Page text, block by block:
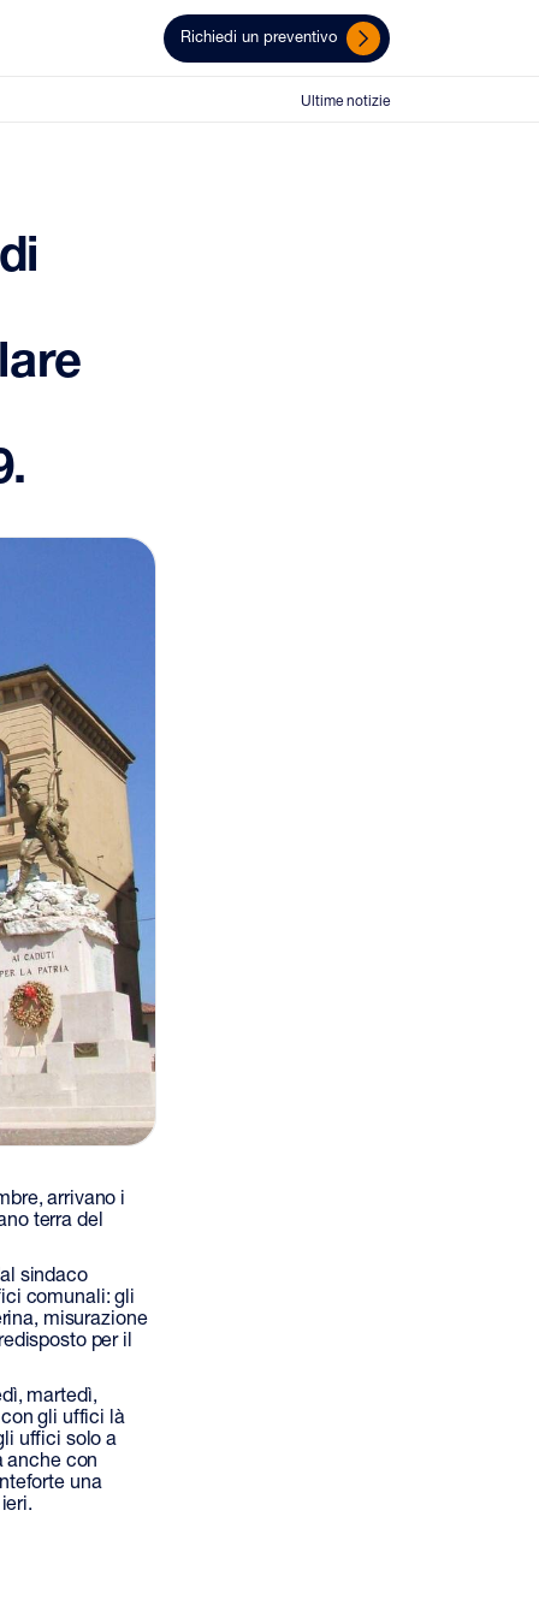
Richiedi un preventivo
Ultime notizie
arrivano i
terra del
sindaco
comunali: gli
misurazione
per il
martedì,
gli uffici là
uffici solo a
anche con
una